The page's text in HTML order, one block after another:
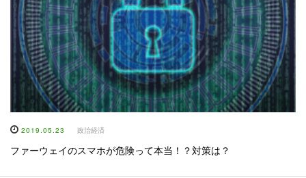
2019.05.23 政治経済
ファーウェイのスマホが危険って本当！？対策は？